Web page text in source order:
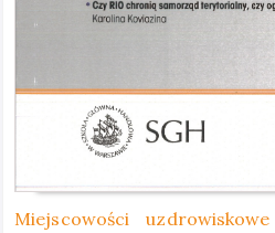
Miejscowości